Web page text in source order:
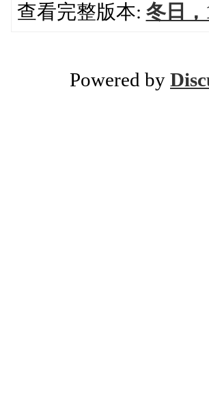
查看完整版本: 冬日
Powered by